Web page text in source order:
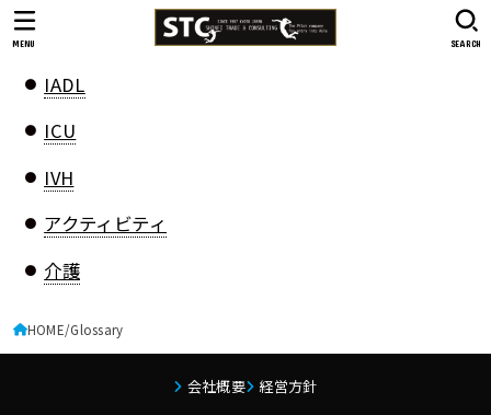
SEARCH
MENU
IADL
ICU
IVH
アクティビティ
介護
HOME Glossary
会社概要
経営方針